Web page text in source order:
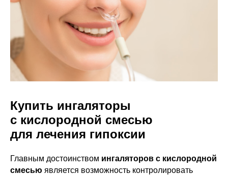
Купить ингаляторы
с кислородной смесью
для лечения гипоксии
Главным достоинством ингаляторов с кислородной
смесью является возможность контролировать
КОНТАКТЫ
г. Москва, ул. Средняя
Калитниковская, 26/27с1